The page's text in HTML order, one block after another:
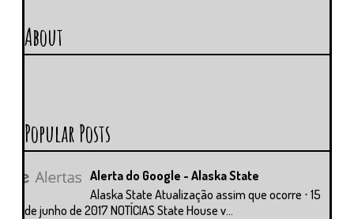
About
Popular Posts
Alerta do Google - Alaska State
Alaska State Atualização assim que ocorre ⋅ 15
de junho de 2017 NOTÍCIAS State House v...